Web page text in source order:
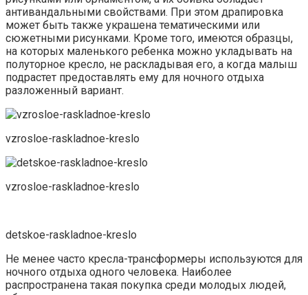
антивандальными свойствами. При этом драпировка
может быть также украшена тематическими или
сюжетными рисунками. Кроме того, имеются образцы,
на которых маленького ребенка можно укладывать на
полуторное кресло, не раскладывая его, а когда малыш
подрастет предоставлять ему для ночного отдыха
разложенный вариант.
vzrosloe-raskladnoe-kreslo
vzrosloe-raskladnoe-kreslo
detskoe-raskladnoe-kreslo
Не менее часто кресла-трансформеры используются для
ночного отдыха одного человека. Наиболее
распространена такая покупка среди молодых людей,